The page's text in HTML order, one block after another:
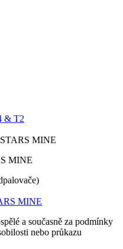
& T2
MINE
MINE
a současně za podmínky
nebo průkazu